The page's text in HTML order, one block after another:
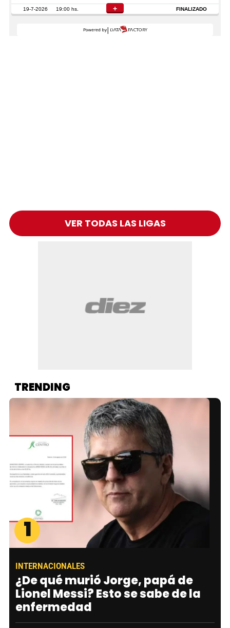
VER TODAS LAS LIGAS
TRENDING
1
INTERNACIONALES
¿De qué murió Jorge, papá de
Lionel Messi? Esto se sabe de la
enfermedad